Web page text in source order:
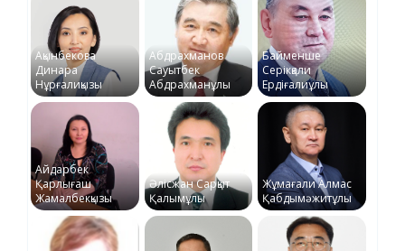
Ақынбекова
Динара
Нұрғалиқызы
Абдрахманов
Сауытбек
Абдрахманұлы
Байменше
Серікқали
Ердіғалиұлы
Айдарбек
Қарлығаш
Жамалбекқызы
Әлісжан Сарқыт
Қалымұлы
Жұмағали Алмас
Қабдымәжитұлы